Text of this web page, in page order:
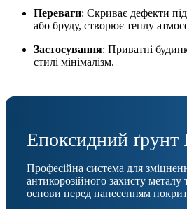
Переваги: Скриває дефекти
або бруду, створює теплу
Застосування: Приватні
стилі мінімалізм.
Епоксидний
Професійна система для
антикорозійного захисту металу
основи перед нанесенням